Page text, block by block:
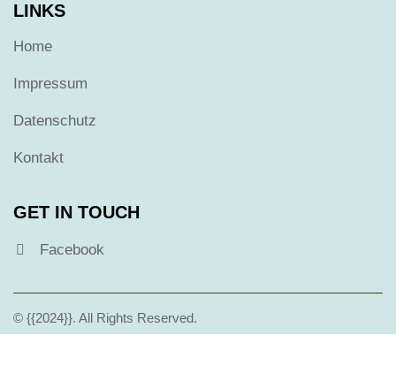
LINKS
Home
Impressum
Datenschutz
Kontakt
GET IN TOUCH
Facebook
© {{2024}}. All Rights Reserved.